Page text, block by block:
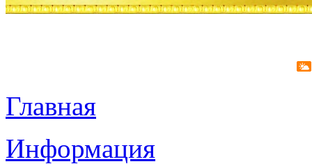
Главная
Информация